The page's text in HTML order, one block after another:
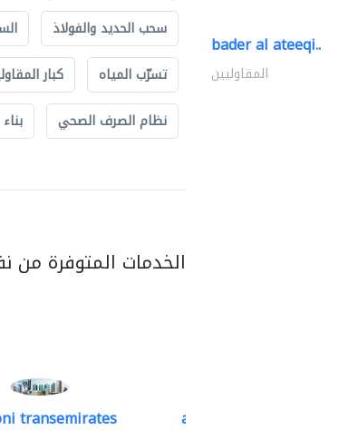
سحب الحديد والفولاذ
تسرّب المياه
كبار
نظام الصرف الصحي
الخدمات المتوفرة
transemirates accurate bldh cont..
bader al ateeqi..
المقاوليين